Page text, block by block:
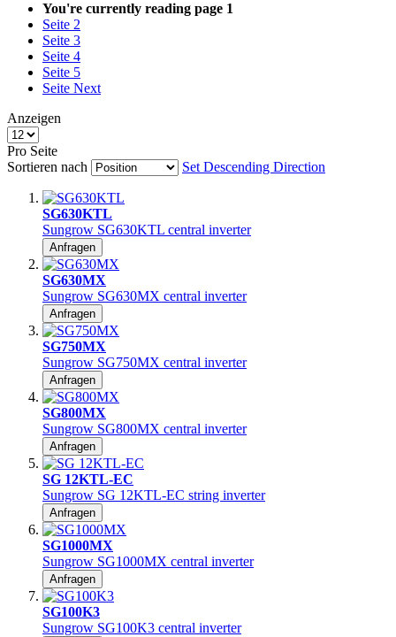
You're currently reading page 1
Seite 2
Seite 3
Seite 4
Seite 5
Seite Next
Anzeigen
Pro Seite
Sortieren nach
Set Descending Direction
SG630KTL
Sungrow SG630KTL central inverter
Anfragen
SG630MX
Sungrow SG630MX central inverter
Anfragen
SG750MX
Sungrow SG750MX central inverter
Anfragen
SG800MX
Sungrow SG800MX central inverter
Anfragen
SG 12KTL-EC
Sungrow SG 12KTL-EC string inverter
Anfragen
SG1000MX
Sungrow SG1000MX central inverter
Anfragen
SG100K3
Sungrow SG100K3 central inverter